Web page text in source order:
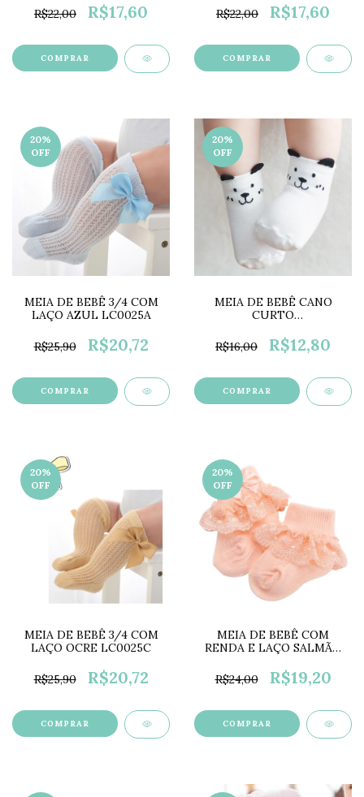
R$22,00
R$17,60
COMPRAR
R$22,00
R$17,60
COMPRAR
20%
OFF
MEIA DE BEBÊ 3/4 COM
LAÇO AZUL LC0025A
R$25,90 R$20,72
COMPRAR
20%
OFF
MEIA DE BEBÊ CANO
CURTO
UNISSEX - BRANCA
LC0029B
R$16,00 R$12,80
COMPRAR
20%
OFF
MEIA DE BEBÊ 3/4 COM
LAÇO OCRE LC0025C
R$25,90 R$20,72
COMPRAR
20%
OFF
MEIA DE BEBÊ COM
RENDA E LAÇO SALMÃO
R$24,00
R$19,20
COMPRAR